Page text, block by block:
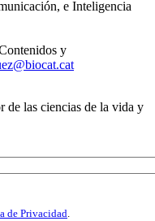
e Inteligencia
y
de las ciencias de la vida y
de Privacidad